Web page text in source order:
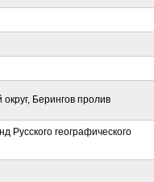
Берингов пролив
Русского географического